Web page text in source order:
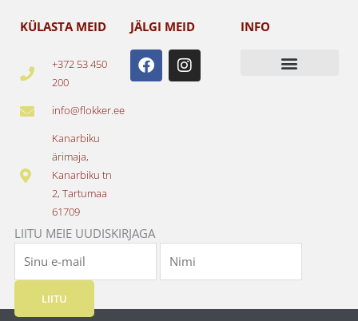
KÜLASTA MEID
+372 53 450
200
info@flokker.ee
Kanarbiku
ärimaja,
Kanarbiku tn
2, Tartumaa
61709
JÄLGI MEID
F
a
c
I
n
s
INFO
LIITU MEIE UUDISKIRJAGA
LIITU